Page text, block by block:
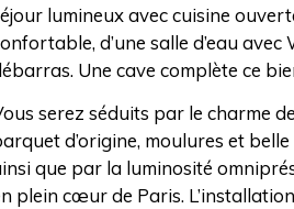
lumineux avec cuisine
d’une salle d’eau avec
Une cave complète ce
serez séduits par le charme
d’origine, moulures et
que par la luminosité
plein cœur de Paris.